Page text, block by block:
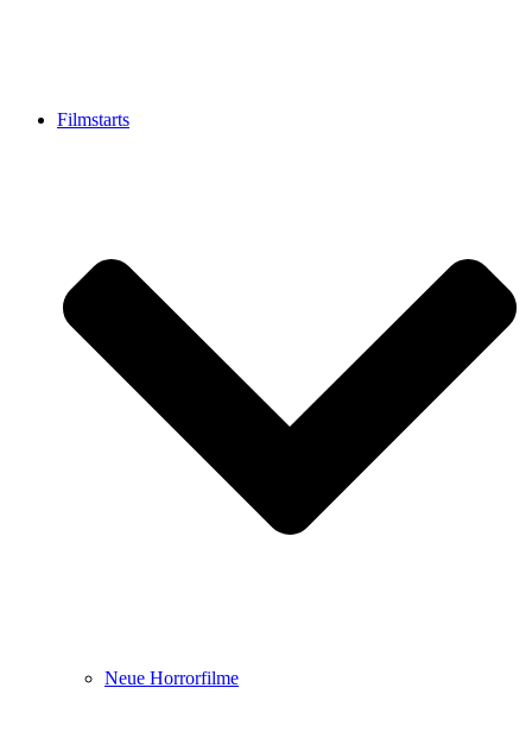
Filmstarts
Neue Horrorfilme